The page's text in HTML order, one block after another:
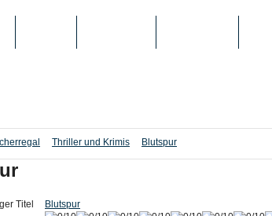
Thriller und Krimis Blutspur
Titel
Blutspur